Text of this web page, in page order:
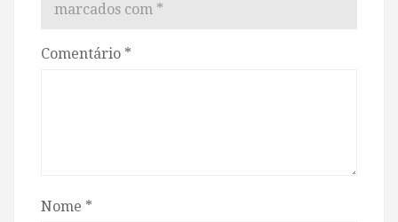
marcados com *
Comentário *
Nome *